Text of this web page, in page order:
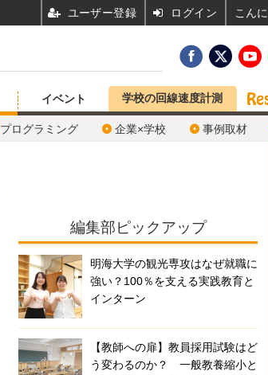
プログラミング 企業×学校 事例取材
イベント 学校の回線速度計測
編集部ピックアップ
明海大学の観光専攻はなぜ就職に
強い？100％を支える実践教育と
インターン
【教師への扉】教員採用試験はど
う変わるのか？ 一般教養縮小と
ユーザー登録 ログイン こん